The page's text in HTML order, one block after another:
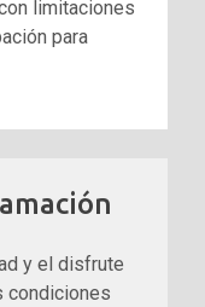
limitaciones
para
y el disfrute
condiciones